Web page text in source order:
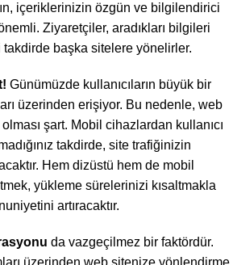
içeriklerinizin özgün ve bilgilendirici
Ziyaretçiler, aradıkları bilgileri
takdirde başka sitelere yönelirler.
Günümüzde kullanıcıların büyük bir
üzerinden erişiyor. Bu nedenle, web
şart. Mobil cihazlardan kullanıcı
takdirde, site trafiğinizin
Hem dizüstü hem de mobil
yükleme sürelerinizi kısaltmakla
artıracaktır.
da vazgeçilmez bir faktördür.
üzerinden web sitenize yönlendirme